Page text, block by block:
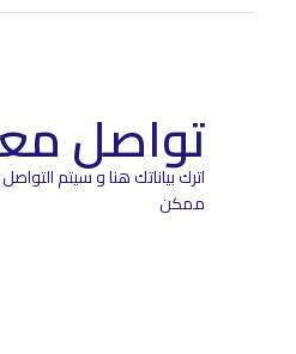
تواصل
اترك بياناتك هنا و سيتم
ممكن